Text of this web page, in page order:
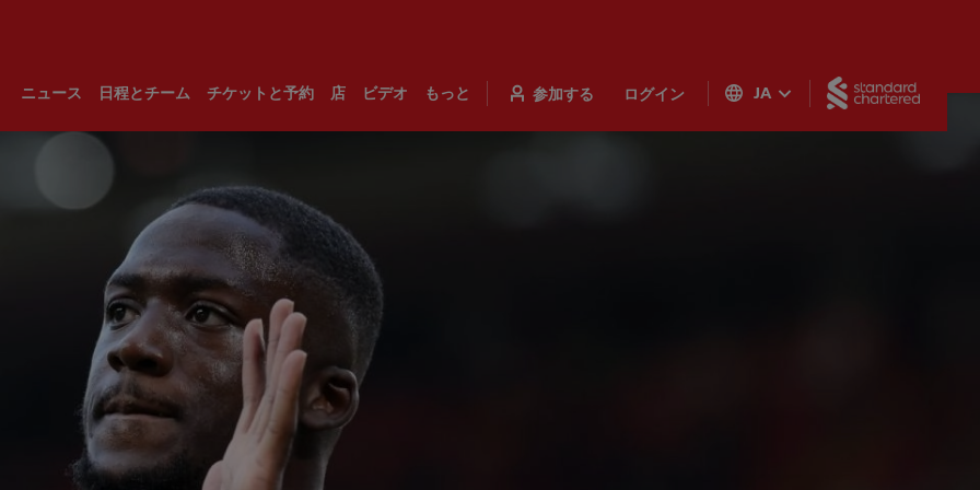
ニュース 日程とチーム チケットと予約 店 ビデオ もっと 参加する ログイン JA